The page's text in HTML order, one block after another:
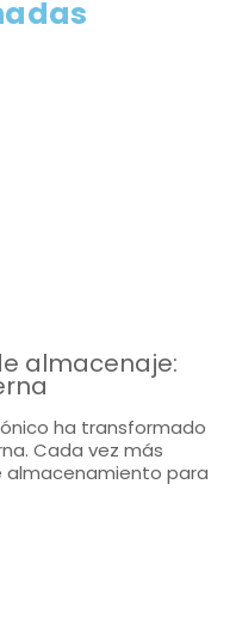
almacenaje:
ha transformado
Cada vez más
almacenamiento para